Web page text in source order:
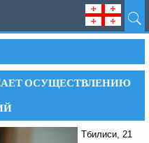
ОСУЩЕСТВЛЕНИЮ
Тбилиси, 21